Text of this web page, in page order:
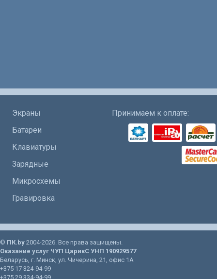
Экраны
Батареи
Клавиатуры
Зарядные
Микросхемы
Гравировка
Принимаем к оплате:
© ПК.by 2004-2026. Все права защищены.
Оказание услуг ЧУП ЦарикС УНП 190929577
Беларусь, г. Минск, ул. Чичерина, 21 , офис 1А
+375 17 324-94-99
+375 29 334-94-99